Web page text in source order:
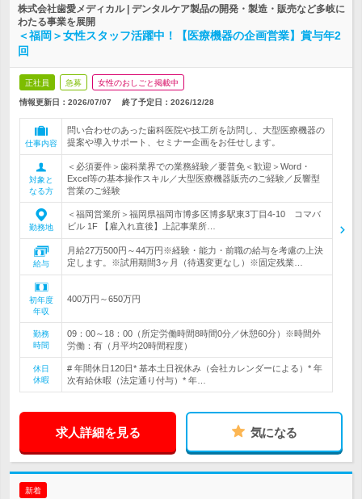
株式会社歯愛メディカル | デンタルケア製品の開発・製造・販売など多岐に
わたる事業を展開
＜福岡＞女性スタッフ活躍中！【医療機器の企画営業】賞与年2
回
正社員 急募 女性のおしごと掲載中
情報更新日：2026/07/07 終了予定日： 2026/12/28
仕事内容
問い合わせのあった歯科医院や技工所を訪問し、大型医療機器の
提案や導入サポート、セミナー企画をお任せします。
対象と
なる方
＜必須要件＞歯科業界での業務経験／要普免＜歓迎＞Word・
Excel等の基本操作スキル／大型医療機器販売のご経験／反響型
営業のご経験
勤務地
＜福岡営業所＞福岡県福岡市博多区博多駅東3丁目4-10 コマバ
ビル 1F 【雇入れ直後】上記事業所…
給与
月給27万500円～44万円※経験・能力・前職の給与を考慮の上決
定します。※試用期間3ヶ月（待遇変更なし）※固定残業…
初年度
年収
400万円～650万円
勤務
時間
09：00～18：00（所定労働時間8時間0分／休憩60分）※時間外
労働：有（月平均20時間程度）
休日
休暇
# 年間休日120日* 基本土日祝休み（会社カレンダーによる）* 年
次有給休暇（法定通り付与）* 年…
求人詳細を見る 気になる
新着